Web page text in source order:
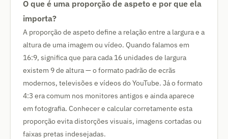
O que é uma proporção de aspeto e por que ela
importa?
A proporção de aspeto define a relação entre a largura e a
altura de uma imagem ou vídeo. Quando falamos em
16:9, significa que para cada 16 unidades de largura
existem 9 de altura — o formato padrão de ecrãs
modernos, televisões e vídeos do YouTube. Já o formato
4:3 era comum nos monitores antigos e ainda aparece
em fotografia. Conhecer e calcular corretamente esta
proporção evita distorções visuais, imagens cortadas ou
faixas pretas indesejadas.